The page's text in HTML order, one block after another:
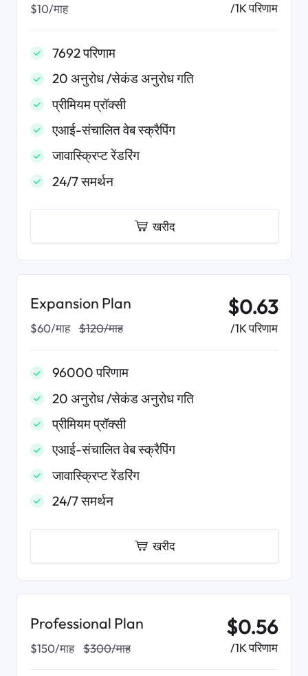
$10/माह /1K परिणाम
7692 परिणाम
20 अनुरोध /सेकंड अनुरोध गति
प्रीमियम प्रॉक्सी
एआई-संचालित वेब स्क्रैपिंग
जावास्क्रिप्ट रेंडरिंग
24/7 समर्थन
खरीद
Expansion Plan
$60/माह $120/माह
$0.63
/1K परिणाम
96000 परिणाम
20 अनुरोध /सेकंड अनुरोध गति
प्रीमियम प्रॉक्सी
एआई-संचालित वेब स्क्रैपिंग
जावास्क्रिप्ट रेंडरिंग
24/7 समर्थन
खरीद
Professional Plan
$150/माह $300/माह
$0.56
/1K परिणाम